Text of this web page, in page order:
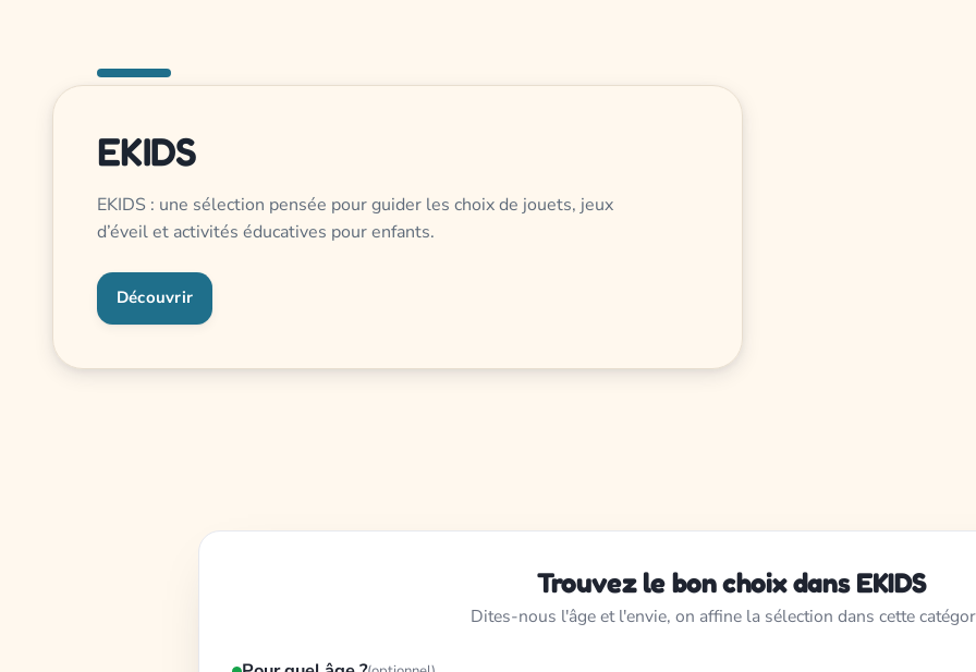
EKIDS
EKIDS : une sélection pensée pour guider les choix de jouets, jeux
d’éveil et activités éducatives pour enfants.
Découvrir
Trouvez le bon choix dans EKIDS
Dites-nous l'âge et l'envie, on affine la sélection dans cette